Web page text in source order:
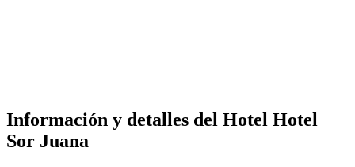
Información y detalles del Hotel Hotel
Sor Juana